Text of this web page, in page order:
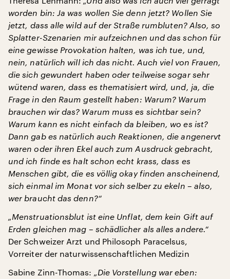
worden bin: Ja was wollen Sie denn jetzt? Wollen Sie
jetzt, dass alle wild auf der Straße rumbluten? Also, so
Splatter-Szenarien mir aufzeichnen und das schon für
eine gewisse Provokation halten, was ich tue, und,
nein, natürlich will ich das nicht. Auch viel von Frauen,
die sich gewundert haben oder teilweise sogar sehr
wütend waren, dass es thematisiert wird, und, ja, die
Frage in den Raum gestellt haben: Warum? Warum
brauchen wir das? Warum muss es sichtbar sein?
Warum kann es nicht einfach da bleiben, wo es ist?
Dann gab es natürlich auch Reaktionen, die angenervt
waren oder ihren Ekel auch zum Ausdruck gebracht,
und ich finde es halt schon echt krass, dass es
Menschen gibt, die es völlig okay finden anscheinend,
sich einmal im Monat vor sich selber zu ekeln – also,
wer braucht das denn?“
„Menstruationsblut ist eine Unflat, dem kein Gift auf
Erden gleichen mag – schädlicher als alles andere.“
Der Schweizer Arzt und Philosoph Paracelsus,
Vorreiter der naturwissenschaftlichen Medizin
Sabine Zinn-Thomas: „Die Vorstellung war eben: